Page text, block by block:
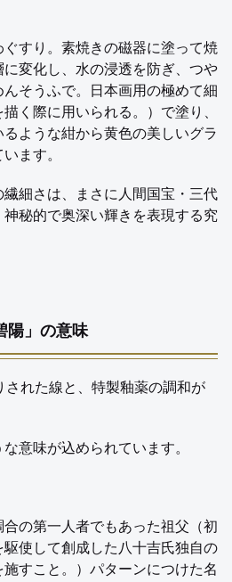
すり。素焼きの磁器に塗って焼
変化し、水の浸透を防ぎ、つや
そうふで。日本画用の極めて細
く際に用いられる。）で塗り、
ような紺から黄色の美しいグラ
ます。
細さは、まさに人間国宝・三代
秘的で奥深い輝きを表現する究
陽」の意味
された線と、特製釉薬の調和が
意味が込められています。
の第一人者でもあった祖父（初
使して創成した八十吉氏独自の
すこと。）パターンにつけた名